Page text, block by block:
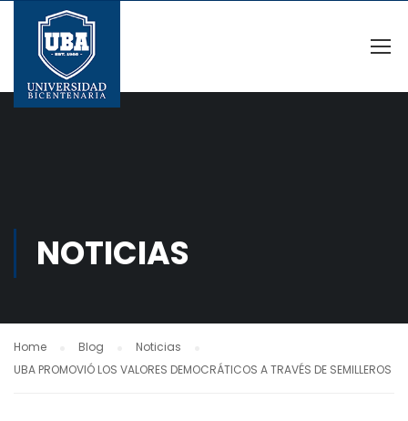
NOTICIAS
Home Blog
Noticias
UBA PROMOVIÓ LOS VALORES DEMOCRÁTICOS A TRAVÉS DE SEMILLEROS